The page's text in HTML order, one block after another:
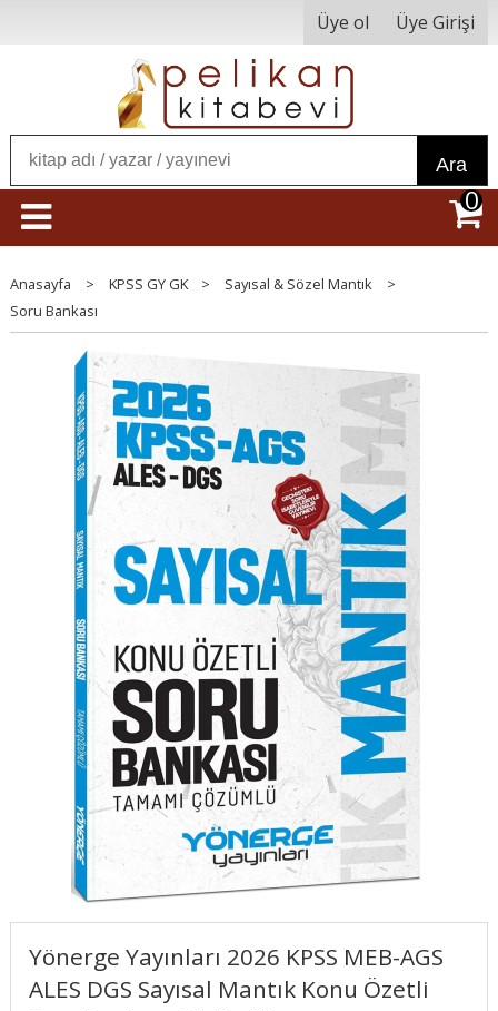
Üye ol Üye Girişi
Ara
0
Anasayfa > KPSS GY GK > Sayısal & Sözel Mantık
>
Soru Bankası
Yönerge Yayınları 2026 KPSS MEB-AGS
ALES DGS Sayısal Mantık Konu Özetli